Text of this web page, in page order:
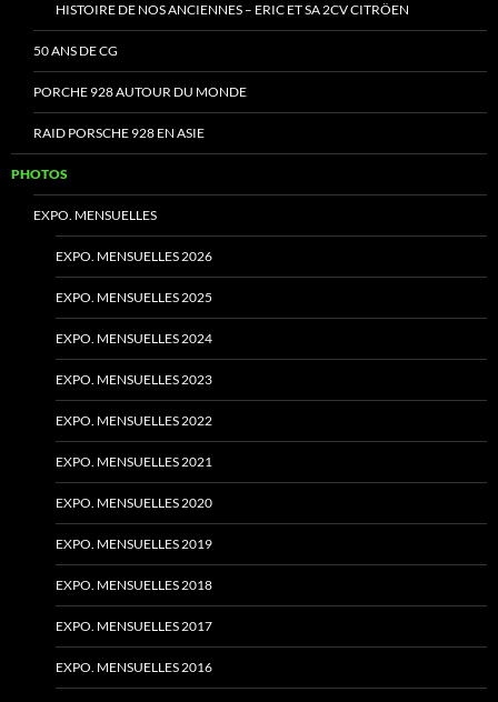
HISTOIRE DE NOS ANCIENNES – ERIC ET SA 2CV CITRÖEN
50 ANS DE CG
PORCHE 928 AUTOUR DU MONDE
RAID PORSCHE 928 EN ASIE
PHOTOS
EXPO. MENSUELLES
EXPO. MENSUELLES 2026
EXPO. MENSUELLES 2025
EXPO. MENSUELLES 2024
EXPO. MENSUELLES 2023
EXPO. MENSUELLES 2022
EXPO. MENSUELLES 2021
EXPO. MENSUELLES 2020
EXPO. MENSUELLES 2019
EXPO. MENSUELLES 2018
EXPO. MENSUELLES 2017
EXPO. MENSUELLES 2016